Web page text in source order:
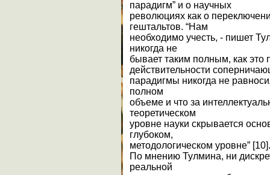
парадигм” и о научных
революциях как о
гештальтов. “Нам
необходимо учесть, - пишет
никогда не
бывает таким полным, как это
действительности
парадигмы никогда не
полном
объеме и что за
теоретическом
уровне науки скрывается
глубоком,
методологическом уровне” [10].
По мнению Тулмина, ни
реальной